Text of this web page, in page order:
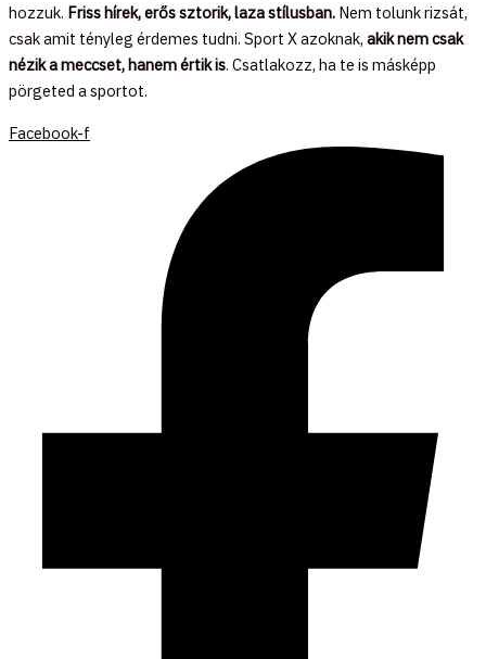
hozzuk. Friss hírek, erős sztorik, laza stílusban. Nem tolunk rizsát,
csak amit tényleg érdemes tudni. Sport X azoknak, akik nem csak
nézik a meccset, hanem értik is. Csatlakozz, ha te is másképp
pörgeted a sportot.
Facebook-f